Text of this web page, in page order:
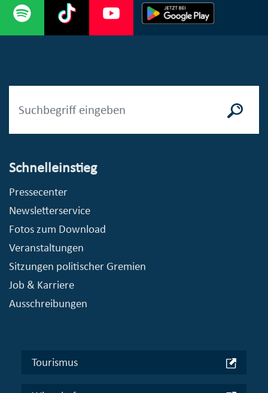
Schnelleinstieg
Pressecenter
Newsletterservice
Fotos zum Download
Veranstaltungen
Sitzungen politischer Gremien
Job & Karriere
Ausschreibungen
Tourismus